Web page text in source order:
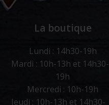
La boutique
Lundi : 14h30-19h
Mardi : 10h-13h et 14h30-
19h
Mercredi : 10h-19h
Jeudi : 10h-13h et 14h30-